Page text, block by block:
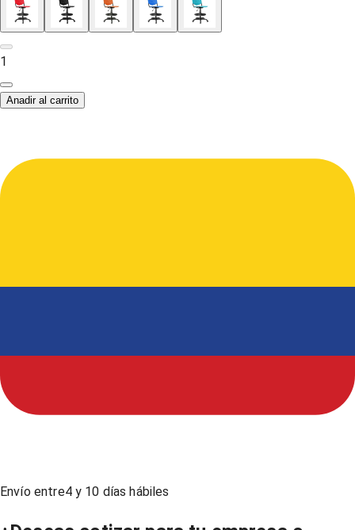
1
Anadir al carrito
Envío entre4y 10 días hábiles